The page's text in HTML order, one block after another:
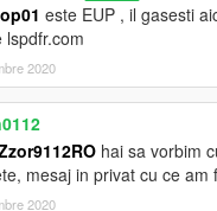
este EUP , il gasesti
lspdfr.com
2020
hai sa vorbim
mesaj in privat cu ce am
2020